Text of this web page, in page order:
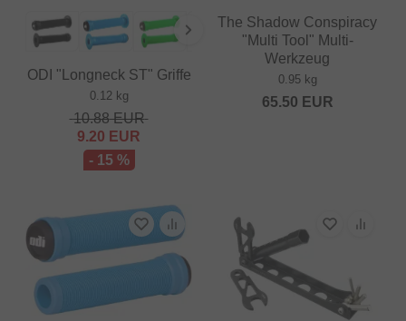
ODI "Longneck ST" Griffe
0.12 kg
10.88EUR
9.20 EUR
- 15 %
The Shadow Conspiracy
"Multi Tool" Multi-
Werkzeug
0.95 kg
65.50 EUR